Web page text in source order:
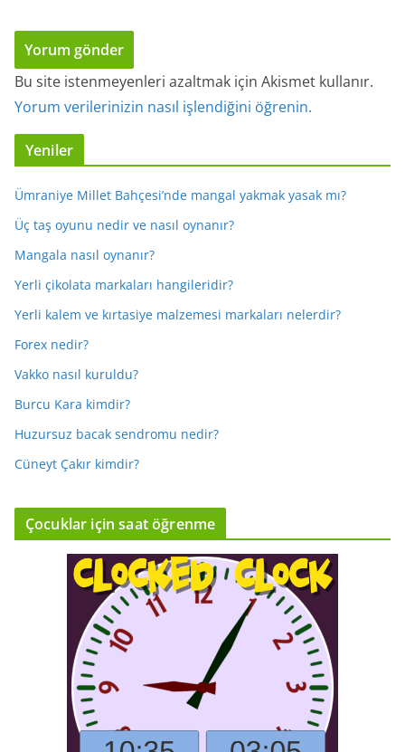
Bu site istenmeyenleri azaltmak için Akismet kullanır.
Yorum verilerinizin nasıl işlendiğini öğrenin.
Yeniler
Ümraniye Millet Bahçesi’nde mangal yakmak yasak mı?
Üç taş oyunu nedir ve nasıl oynanır?
Mangala nasıl oynanır?
Yerli çikolata markaları hangileridir?
Yerli kalem ve kırtasiye malzemesi markaları nelerdir?
Forex nedir?
Vakko nasıl kuruldu?
Burcu Kara kimdir?
Huzursuz bacak sendromu nedir?
Cüneyt Çakır kimdir?
Çocuklar için saat öğrenme